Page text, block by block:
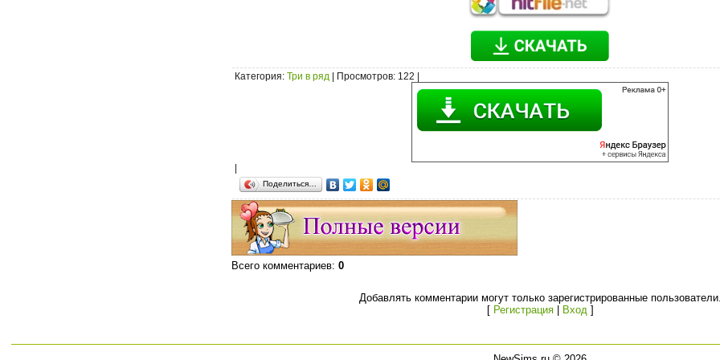
Категория: Три в ряд Просмотров: 122 |
Поделиться…
Всего комментариев: 0
Добавлять комментарии могут только зарегистрированные
[ Регистрация| Вход]